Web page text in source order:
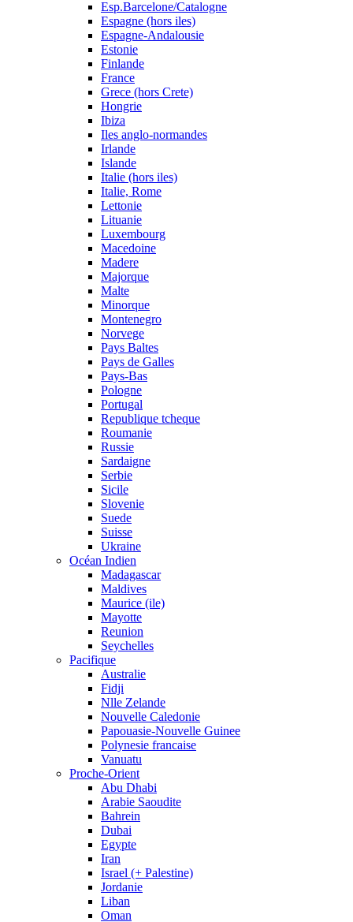
Esp.Barcelone/Catalogne
Espagne (hors iles)
Espagne-Andalousie
Estonie
Finlande
France
Grece (hors Crete)
Hongrie
Ibiza
Iles anglo-normandes
Irlande
Islande
Italie (hors iles)
Italie, Rome
Lettonie
Lituanie
Luxembourg
Macedoine
Madere
Majorque
Malte
Minorque
Montenegro
Norvege
Pays Baltes
Pays de Galles
Pays-Bas
Pologne
Portugal
Republique tcheque
Roumanie
Russie
Sardaigne
Serbie
Sicile
Slovenie
Suede
Suisse
Ukraine
Océan Indien
Madagascar
Maldives
Maurice (ile)
Mayotte
Reunion
Seychelles
Pacifique
Australie
Fidji
Nlle Zelande
Nouvelle Caledonie
Papouasie-Nouvelle Guinee
Polynesie francaise
Vanuatu
Proche-Orient
Abu Dhabi
Arabie Saoudite
Bahrein
Dubai
Egypte
Iran
Israel (+ Palestine)
Jordanie
Liban
Oman